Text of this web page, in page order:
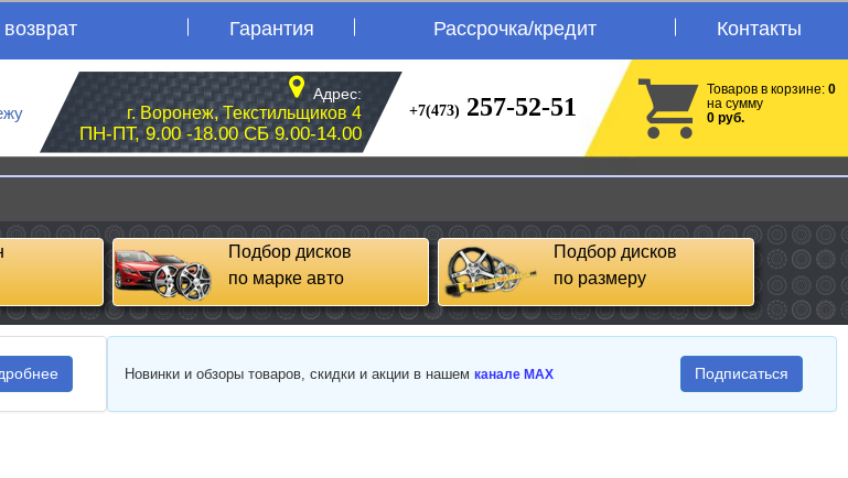
Гарантия Рассрочка/кредит Контакты
Адрес:
г. Воронеж, Текстильщиков 4
ПН-ПТ, 9.00 -18.00 СБ 9.00-14.00
+7(473) 257-52-51
Товаров в корзине: 0
на сумму
0 руб.
Подбор дисков
по марке авто
Подбор дисков
по размеру
Новинки и обзоры товаров, скидки и акции в нашем канале MAX Подписаться